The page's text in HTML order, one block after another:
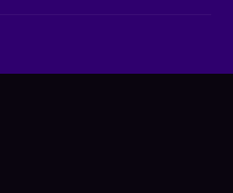
(7)